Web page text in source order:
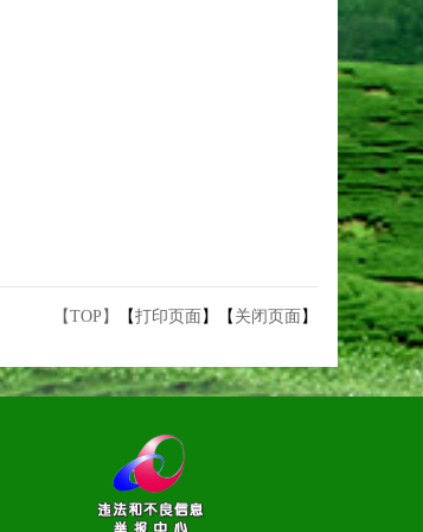
【TOP】 【打印页面 】【 关闭页面 】